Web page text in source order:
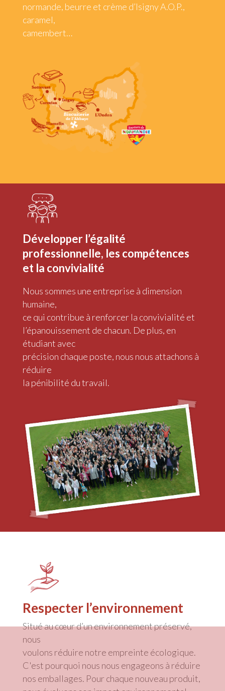
normande, beurre et crème d’Isigny A.O.P.,
caramel,
camembert…
Développer l’égalité
professionnelle, les compétences
et la convivialité
Nous sommes une entreprise à dimension
humaine,
ce qui contribue à renforcer la convivialité et
l’épanouissement de chacun. De plus, en
étudiant avec
précision chaque poste, nous nous attachons à
réduire
la pénibilité du travail.
Respecter l’environnement
Situé au cœur d’un environnement préservé,
nous
voulons réduire notre empreinte écologique.
C'est pourquoi nous nous engageons à réduire
nos emballages. Pour chaque nouveau produit,